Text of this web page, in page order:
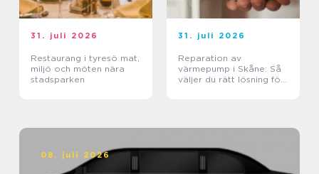
31. juli 2026
Restaurang i tyresö mat,
miljö och möten nära
stadsparken
31. juli 2026
Reparation av
värmepump i Skåne: Så
väljer du rätt lösning för
08. juli 2026